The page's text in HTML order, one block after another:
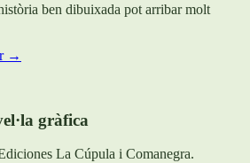
ben dibuixada pot arribar molt
→
gràfica
La Cúpula i Comanegra.